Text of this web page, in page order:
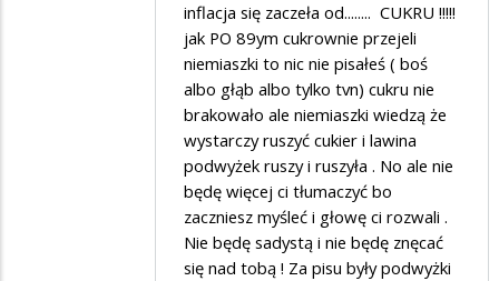
inflacja się zaczeła od........ CUKRU !!!!!
jak PO 89ym cukrownie przejeli
niemiaszki to nic nie pisałeś ( boś
albo głąb albo tylko tvn) cukru nie
brakowało ale niemiaszki wiedzą że
wystarczy ruszyć cukier i lawina
podwyżek ruszy i ruszyła . No ale nie
będę więcej ci tłumaczyć bo
zaczniesz myśleć i głowę ci rozwali .
Nie będę sadystą i nie będę znęcać
się nad tobą ! Za pisu były podwyżki